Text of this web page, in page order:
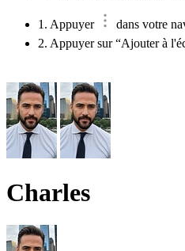
1. Appuyer
dans votre
2. Appuyer sur “Ajouter à
Charles